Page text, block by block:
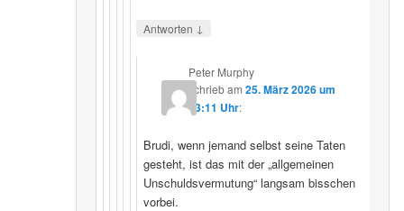
Antworten ↓
Peter Murphy
schriebam 25. März 2026 um
23:11 Uhr:
Brudi, wenn jemand selbst seine Taten
gesteht, ist das mit der „allgemeinen
Unschuldsvermutung“ langsam bisschen
vorbei.